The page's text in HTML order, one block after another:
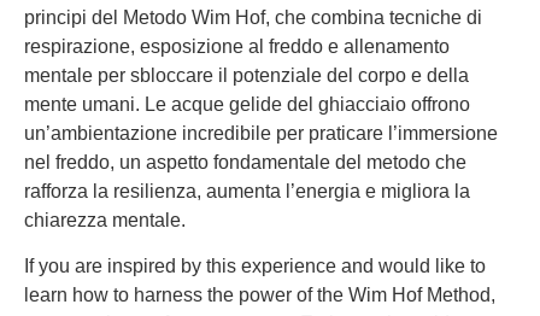
principi del Metodo Wim Hof, che combina tecniche di
respirazione, esposizione al freddo e allenamento
mentale per sbloccare il potenziale del corpo e della
mente umani. Le acque gelide del ghiacciaio offrono
un’ambientazione incredibile per praticare l’immersione
nel freddo, un aspetto fondamentale del metodo che
rafforza la resilienza, aumenta l’energia e migliora la
chiarezza mentale.
If you are inspired by this experience and would like to
learn how to harness the power of the Wim Hof Method,